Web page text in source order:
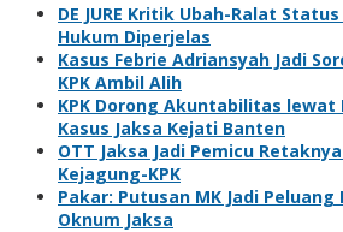
DE JURE Kritik Ubah-Ralat
Hukum Diperjelas
Kasus Febrie Adriansyah Jadi
KPK Ambil Alih
KPK Dorong Akuntabilitas lewat
Kasus Jaksa Kejati Banten
OTT Jaksa Jadi Pemicu
Kejagung-KPK
Pakar: Putusan MK Jadi
Oknum Jaksa